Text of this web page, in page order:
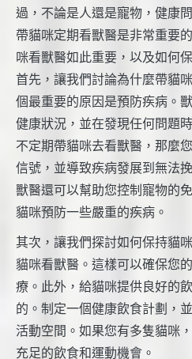
過，不論是人還是寵物，健康
帶貓咪定期看獸醫是非常重要
咪看獸醫如此重要，以及如何
首先，讓我們討論為什麼帶貓
個最重要的原因是預防疾病。
健康狀況，並在發現任何問題
不定期帶貓咪去看獸醫，那麼
信號，並導致疾病發展到無法
獸醫還可以幫助您控制寵物的
貓咪預防一些嚴重的疾病。
其次，讓我們探討如何保持貓
貓咪看獸醫。這樣可以確保您
療。此外，給貓咪提供良好的
的。制定一個健康飲食計劃，
活動空間。如果您有多隻貓咪
充足的飲食和運動機會。